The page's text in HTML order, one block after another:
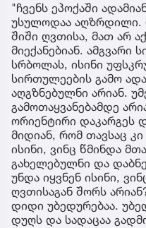
"ჩვენს ეპოქაში
უსულოდაა აღზრდილი.
შიში ღვთისა, მათ არ
მიექანებიან.
სრბოლას, ისინი
სირთულეების გამო
აღგზნებულნი არიან.
გამოთაყვანებამდე
ორიენტირი დაკარგეს
მიდიან, რომ თავსაც
ისინი, ვინც წმინდა
გახელებულნი და
უნდა იყვნენ ისინი,
ღვთისაგან შორს
დიდი უბედურებაა.
დუღს და სადაცაა